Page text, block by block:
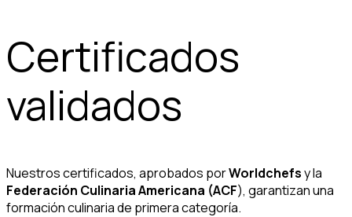
Certificados
validados
Nuestros certificados, aprobados porWorldchefsy la
Federación Culinaria Americana (ACF), garantizan una
formación culinaria de primera categoría.